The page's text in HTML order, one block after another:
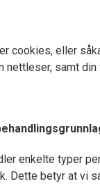
cookies, eller
samt din
enkelte typer
Dette betyr at vi